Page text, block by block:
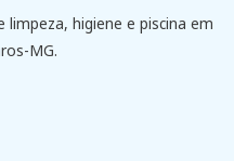
higiene e piscina em
MG.